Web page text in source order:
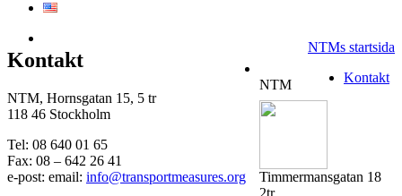
Kontakt
NTM, Hornsgatan 15, 5 tr
118 46 Stockholm
Tel: 08 640 01 65
Fax: 08 – 642 26 41
e-post: email: info@transportmeasures.org
NTMs startsida
Kontakt
NTM
Timmermansgatan 18
2tr